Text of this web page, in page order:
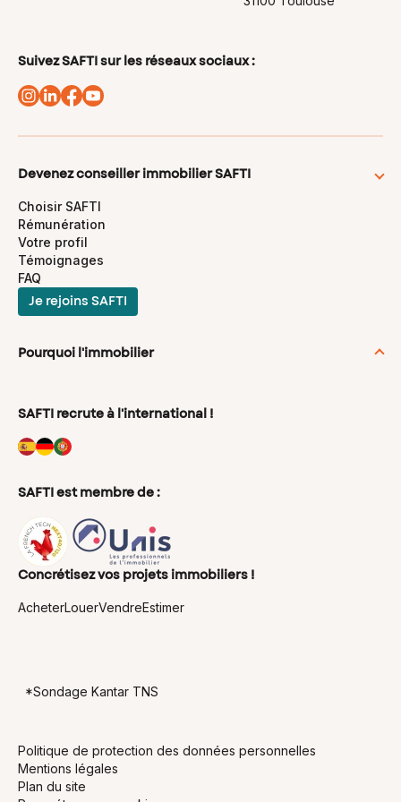
Suivez SAFTI sur les réseaux sociaux :
Devenez conseiller immobilier SAFTI
Choisir SAFTI
Rémunération
Votre profil
Témoignages
FAQ
Je rejoins SAFTI
Pourquoi l'immobilier
Les métiers de l’immobilier
Mandataire immobilier indépendant
Agent Immobilier indépendant
Négociateur immobilier
Chasseur immobilier indépendant
Agent immobilier
SAFTI recrute à l'international !
SAFTI est membre de :
Concrétisez vos projets immobiliers !
AcheterLouerVendreEstimer
*Sondage Kantar TNS
Politique de protection des données personnelles
Mentions légales
Plan du site